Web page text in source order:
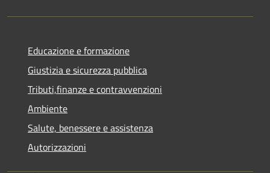
Educazione e formazione
Giustizia e sicurezza pubblica
Tributi,finanze e contravvenzioni
Ambiente
Salute, benessere e assistenza
Autorizzazioni